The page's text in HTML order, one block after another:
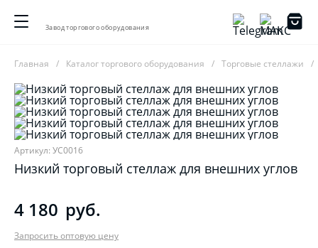
Завод торгового оборудования
Главная Каталог торгового оборудования Торговые стеллажи
Артикул: УС0016
Низкий торговый стеллаж для внешних углов
4 180 руб.
Запросить оптовую цену